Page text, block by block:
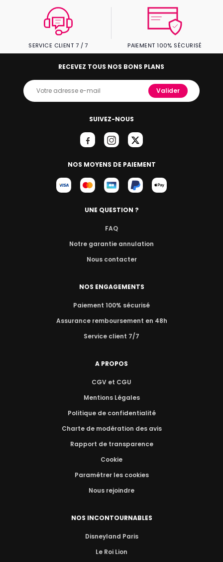
SERVICE CLIENT 7 / 7 PAIEMENT 100% SÉCURISÉ
SUIVEZ-NOUS
NOS MOYENS DE PAIEMENT
RECEVEZ TOUS NOS BONS PLANS
Valider
UNE QUESTION ?
FAQ
Notre garantie annulation
Nous contacter
NOS ENGAGEMENTS
Paiement 100% sécurisé
Assurance remboursement en 48h
Service client 7/7
A PROPOS
CGV et CGU
Mentions Légales
Politique de confidentialité
Charte de modération des avis
Rapport de transparence
Cookie
Paramétrer les cookies
Nous rejoindre
NOS INCONTOURNABLES
Disneyland Paris
Le Roi Lion